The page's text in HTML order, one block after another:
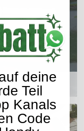
deine
Teil
Kanals
Code